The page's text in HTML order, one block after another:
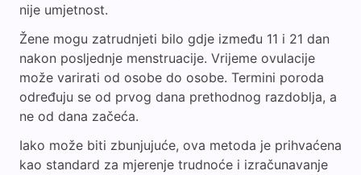
nije umjetnost.
Žene mogu zatrudnjeti bilo gdje između 11 i 21 dan
nakon posljednje menstruacije. Vrijeme ovulacije
može varirati od osobe do osobe. Termini poroda
određuju se od prvog dana prethodnog razdoblja, a
ne od dana začeća.
Iako može biti zbunjujuće, ova metoda je prihvaćena
kao standard za mjerenje trudnoće i izračunavanje